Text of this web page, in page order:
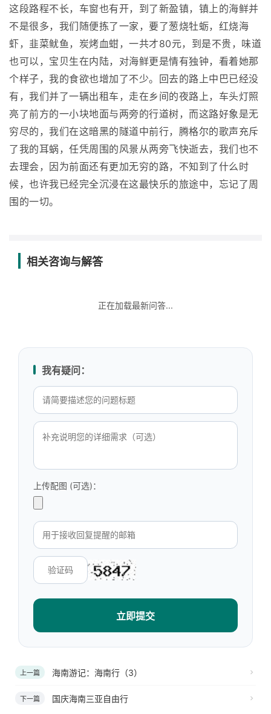
这段路程不长，车窗也有开，到了新盈镇，镇上的海鲜并
不是很多，我们随便拣了一家，要了葱烧牡蛎，红烧海
虾，韭菜鱿鱼，炭烤血蚶，一共才80元，到是不贵，味道
也可以，宝贝生在内陆，对海鲜更是情有独钟，看着她那
个样子，我的食欲也增加了不少。回去的路上中巴已经没
有，我们并了一辆出租车，走在乡间的夜路上，车头灯照
亮了前方的一小块地面与两旁的行道树，而这路好象是无
穷尽的，我们在这暗黑的隧道中前行，腾格尔的歌声充斥
了我的耳蜗，任凭周围的风景从两旁飞快逝去，我们也不
去理会，因为前面还有更加无穷的路，不知到了什么时
候，也许我已经完全沉浸在这最快乐的旅途中，忘记了周
围的一切。
相关咨询与解答
正在加载最新问答...
我有疑问：
上传配图 (可选)：
立即提交
上一篇 海南游记：海南行（3）
下一篇 国庆海南三亚自由行